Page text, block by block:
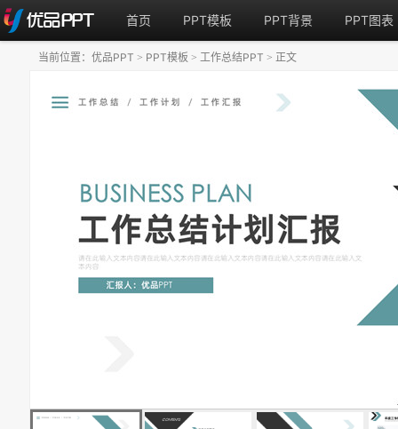
首页 PPT模板 PPT背景 PPT图表
当前位置： 优品PPT > PPT模板 > 工作总结PPT > 正文